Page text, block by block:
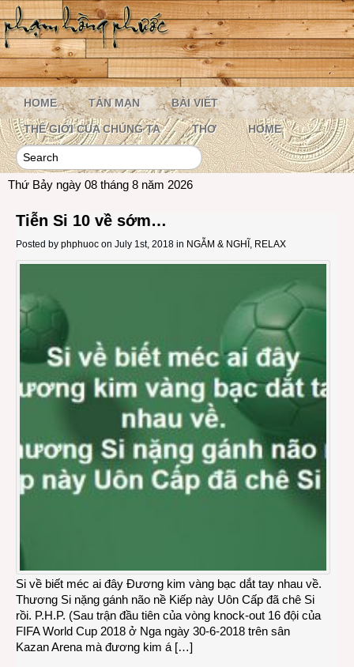
HOME TẢN MẠN BÀI VIẾT
THẾ GIỚI CỦA CHÚNG TA THƠ HOME
Thứ Bảy ngày 08 tháng 8 năm 2026
Tiễn Si 10 về sớm…
Posted by phphuoc on July 1st, 2018 in NGẪM & NGHĨ , RELAX
Si về biết méc ai đây Đương kim vàng bạc dắt tay nhau về.
Thương Si nặng gánh não nề Kiếp này Uôn Cấp đã chê Si
rồi. P.H.P. (Sau trận đầu tiên của vòng knock-out 16 đội của
FIFA World Cup 2018 ở Nga ngày 30-6-2018 trên sân
Kazan Arena mà đương kim á […]